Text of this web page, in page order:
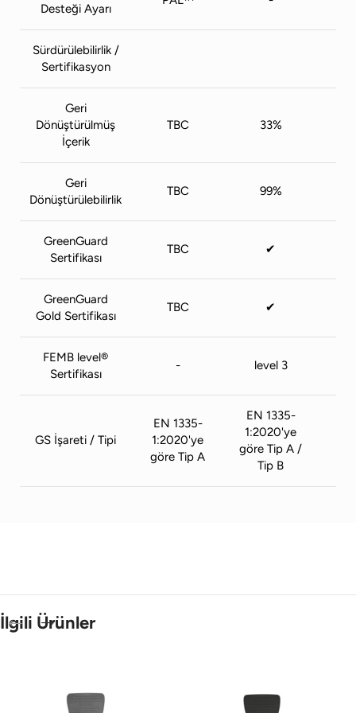
Desteği Ayarı
Sürdürülebilirlik /
Sertifikasyon
Geri
Dönüştürülmüş
İçerik
TBC 33%
Geri
Dönüştürülebilirlik
TBC 99%
GreenGuard
Sertifikası
TBC ✔
GreenGuard
Gold Sertifikası
TBC ✔
FEMB level®
Sertifikası
- level 3
GS İşareti / Tipi
EN 1335-
1:2020'ye
göre Tip A
EN 1335-
1:2020'ye
göre Tip A /
Tip B
İlgili Ürünler